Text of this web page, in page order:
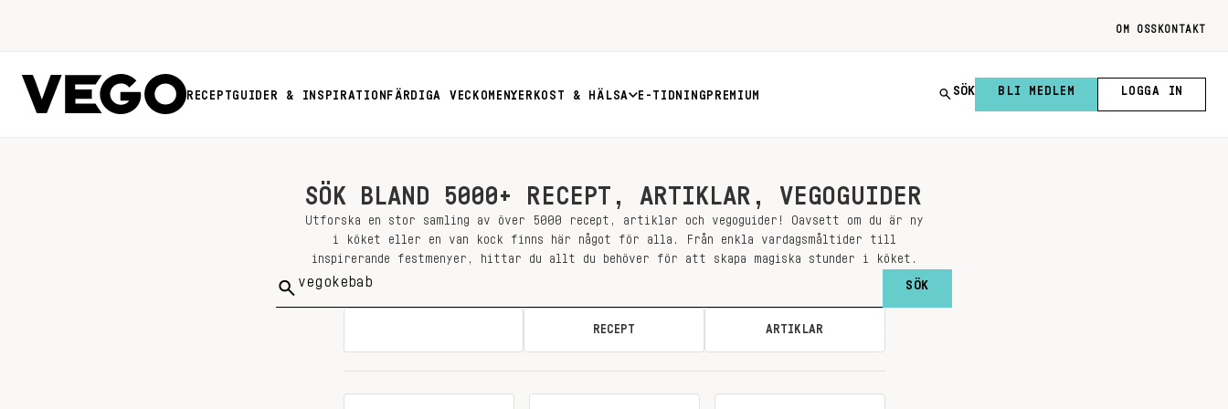
OM OSS KONTAKT
RECEPTGUIDER & INSPIRATION FÄRDIGA VECKOMENYER KOST & HÄLSA E-TIDNING PREMIUM SÖK BLI MEDLEM LOGGA IN
SÖK BLAND 5000+ RECEPT, ARTIKLAR, VEGOGUIDER
Utforska en stor samling av över 5000 recept, artiklar och vegoguider! Oavsett om du är ny
i köket eller en van kock finns här något för alla. Från enkla vardagsmåltider till
inspirerande festmenyer, hittar du allt du behöver för att skapa magiska stunder i köket.
Sök
RECEPT ARTIKLAR